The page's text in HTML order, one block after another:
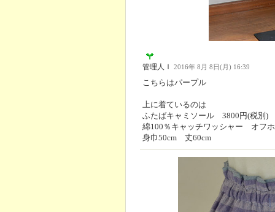
管理人Ｉ 2016年 8月 8日(月) 16:39
こちらはパープル
上に着ているのは
ふたばキャミソール 3800円(税別)
綿100％キャッチワッシャー オフ
身巾50cm 丈60cm